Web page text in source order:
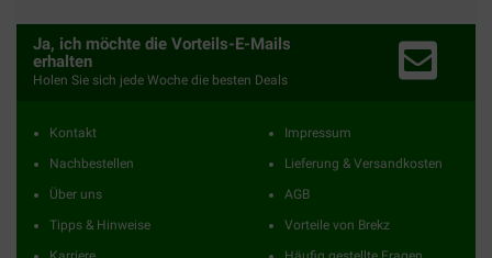
Ja, ich möchte die Vorteils-E-Mails
erhalten
Holen Sie sich jede Woche die besten Deals
Kontakt
Nachbestellen
Über uns
Tipps & Hinweise
Impressum
Lieferung & Versandkosten
AGB
Vorteile von Brekz